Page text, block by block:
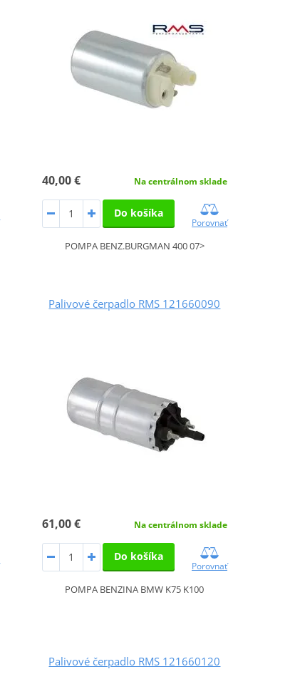
40,00 € Na centrálnom sklade
Do košíka
Porovnať
POMPA BENZ.BURGMAN 400 07>
Palivové čerpadlo RMS 121660090
61,00 € Na centrálnom sklade
Do košíka
Porovnať
POMPA BENZINA BMW K75 K100
Palivové čerpadlo RMS 121660120